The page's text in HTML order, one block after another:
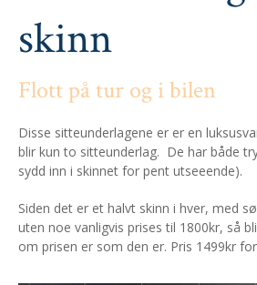
skinn
Flott på tur og i bilen
Disse sitteunderlagene er er en
blir kun to sitteunderlag. De har både
sydd inn i skinnet for pent utseeende).
Siden det er et halvt skinn i hver, med
uten noe vanligvis prises til 1800kr, så
om prisen er som den er. Pris 1499kr